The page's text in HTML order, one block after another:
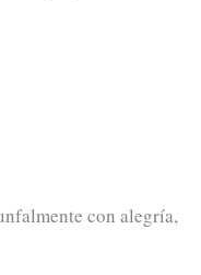
con alegría,